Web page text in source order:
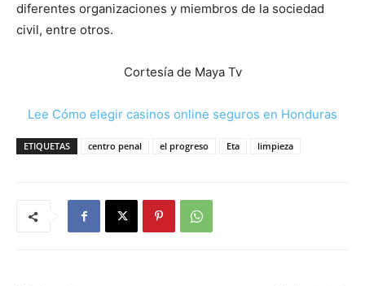
diferentes organizaciones y miembros de la sociedad
civil, entre otros.
Cortesía de Maya Tv
Lee Cómo elegir casinos online seguros en Honduras
ETIQUETAS centro penal el progreso Eta limpieza